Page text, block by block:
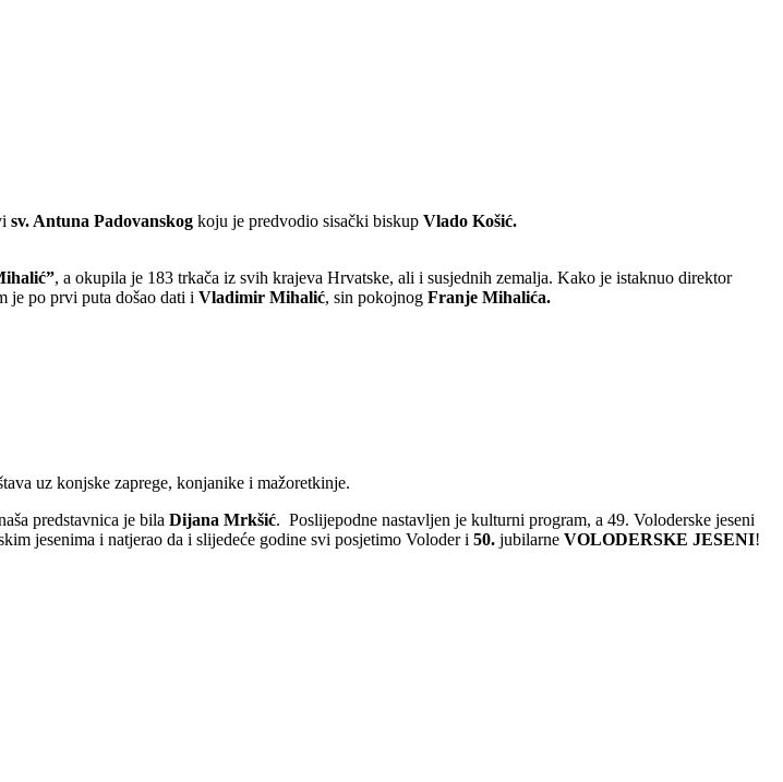
sv. Antuna Padovanskog koju je predvodio sisački biskup Vlado Košić.
, a okupila je 183 trkača iz svih krajeva Hrvatske, ali i susjednih zemalja. Kako je istaknuo direktor
je po prvi puta došao dati i Vladimir Mihalić, sin pokojnog Franje Mihalića.
uz konjske zaprege, konjanike i mažoretkinje.
predstavnica je bila Dijana Mrkšić. Poslijepodne nastavljen je kulturni program, a 49. Voloderske jeseni
jesenima i natjerao da i slijedeće godine svi posjetimo Voloder i 50. jubilarne VOLODERSKE JESENI!